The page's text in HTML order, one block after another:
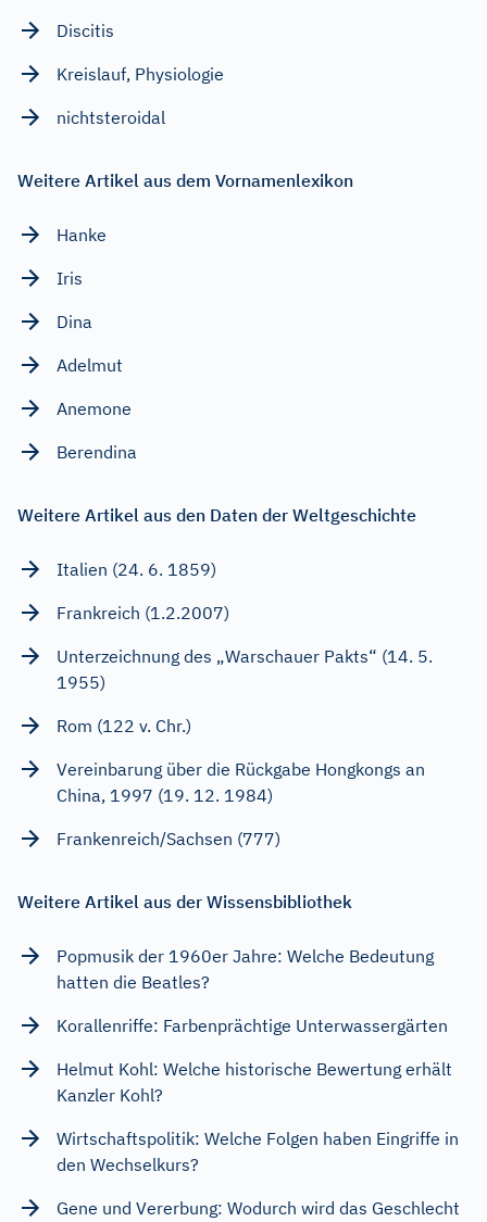
Discitis
Kreislauf, Physiologie
nichtsteroidal
Weitere Artikel aus dem Vornamenlexikon
Hanke
Iris
Dina
Adelmut
Anemone
Berendina
Weitere Artikel aus den Daten der Weltgeschichte
Italien (24. 6. 1859)
Frankreich (1.2.2007)
Unterzeichnung des „Warschauer Pakts“ (14. 5.
1955)
Rom (122 v. Chr.)
Vereinbarung über die Rückgabe Hongkongs an
China, 1997 (19. 12. 1984)
Frankenreich/Sachsen (777)
Weitere Artikel aus der Wissensbibliothek
Popmusik der 1960er Jahre: Welche Bedeutung
hatten die Beatles?
Korallenriffe: Farbenprächtige Unterwassergärten
Helmut Kohl: Welche historische Bewertung erhält
Kanzler Kohl?
Wirtschaftspolitik: Welche Folgen haben Eingriffe in
den Wechselkurs?
Gene und Vererbung: Wodurch wird das Geschlecht